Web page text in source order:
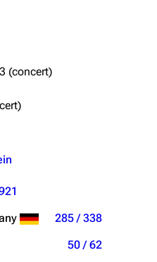
(concert)
285 / 338
50 / 62